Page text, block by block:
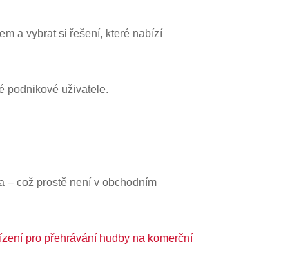
a vybrat si řešení, které nabízí
podnikové uživatele.
– což prostě není v obchodním
pro přehrávání hudby na komerční